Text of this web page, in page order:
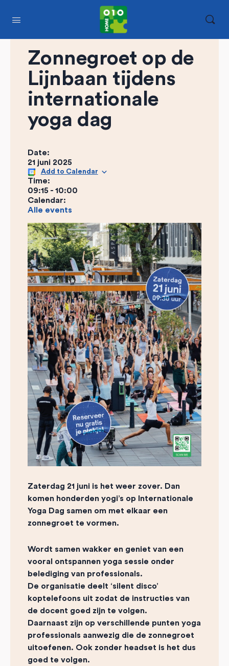
Zonnegroet op de
Lijnbaan tijdens
internationale
yoga dag
Date:
21 juni 2025
Add to Calendar
Time:
09:15 - 10:00
Calendar:
Alle events
Zaterdag 21 juniis het weer zover. Dan
komen honderden yogi’s op Internationale
Yoga Dag samen om met elkaar een
zonnegroet te vormen.
Wordt samen wakker en geniet van een
vooral ontspannen yoga sessie onder
belediging van professionals.
De organisatie deelt ‘silent disco’
koptelefoons uit zodat de instructies van
de docent goed zijn te volgen.
Daarnaast zijn op verschillende punten yoga
professionals aanwezig die de zonnegroet
uitoefenen. Ook zonder headset is het dus
goed te volgen.